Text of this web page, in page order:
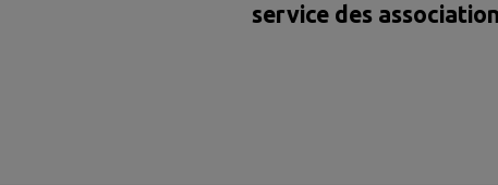
service des